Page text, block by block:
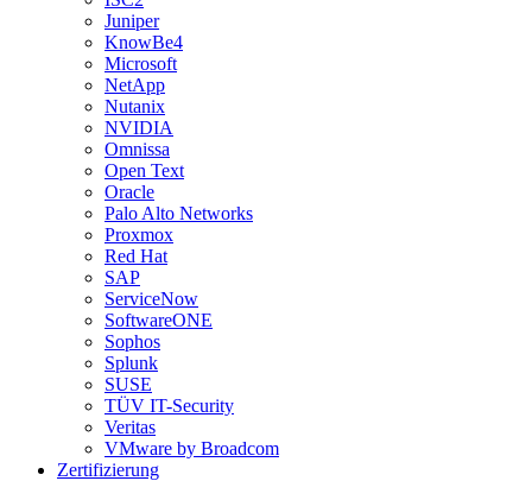
Juniper
KnowBe4
Microsoft
NetApp
Nutanix
NVIDIA
Omnissa
Open Text
Oracle
Palo Alto Networks
Proxmox
Red Hat
SAP
ServiceNow
SoftwareONE
Sophos
Splunk
SUSE
TÜV IT-Security
Veritas
VMware by Broadcom
Zertifizierung